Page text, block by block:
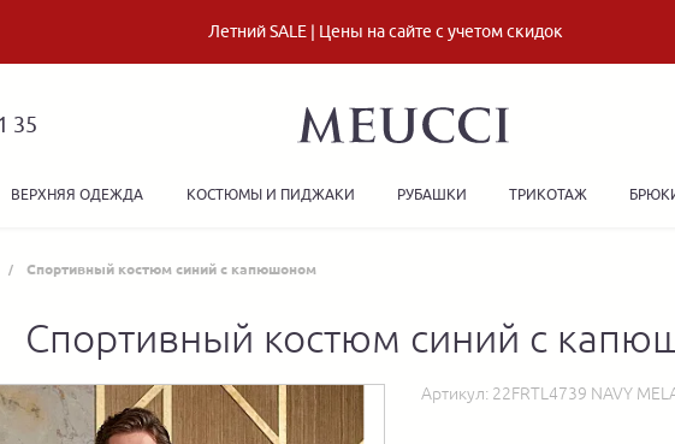
Летний SALE | Цены на сайте с учетом скидок
35
ВЕРХНЯЯ ОДЕЖДА КОСТЮМЫ И ПИДЖАКИ РУБАШКИ ТРИКОТАЖ
Спортивный костюм синий с капюшоном
Спортивный костюм синий с
Артикул: 22FRTL4739 NAVY